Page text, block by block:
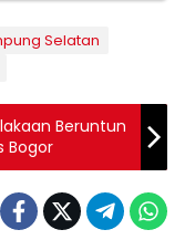
Selatan
Beruntun
Bogor